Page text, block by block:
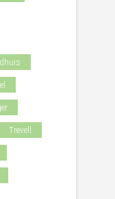
Trevell